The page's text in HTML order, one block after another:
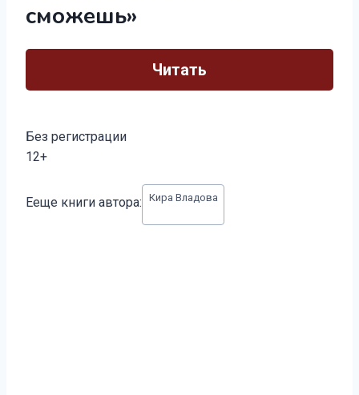
сможешь»
Читать
Без регистрации
12+
записи:
Ееще книги автора: Кира Владова